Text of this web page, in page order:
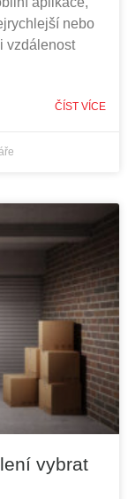
nebo
vzdálenost
ČÍST VÍCE
vybrat